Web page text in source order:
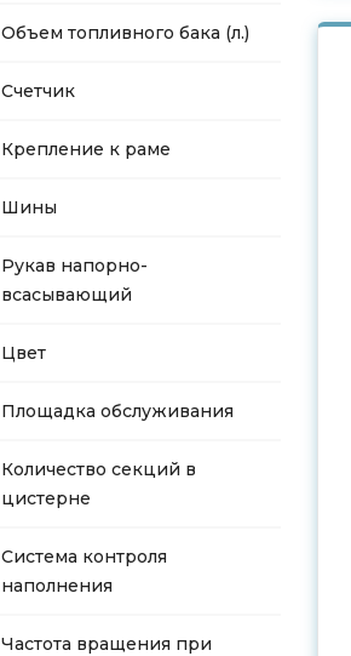
Объем топливного бака (л.)
Счетчик
Крепление к раме
Шины
Рукав напорно-
всасывающий
Цвет
Площадка обслуживания
Количество секций в
цистерне
Система контроля
наполнения
Частота вращения при